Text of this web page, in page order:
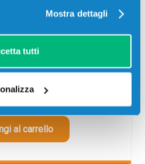
Mostra dettagli
tutti
universale per ink-jet
€
al carrello